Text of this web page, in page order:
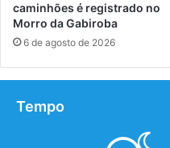
caminhões é registrado no
Morro da Gabiroba
6 de agosto de 2026
Tempo